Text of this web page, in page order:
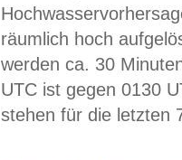
räumlich hoch
werden ca. 30
UTC ist gegen 0130
stehen für die letzten